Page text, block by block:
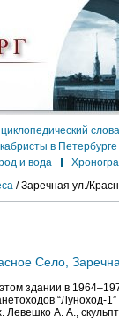
в Петербурге
и вода
/ Заречная ул./
Село,
здании в
“Луноход-
Левешко А. А.,